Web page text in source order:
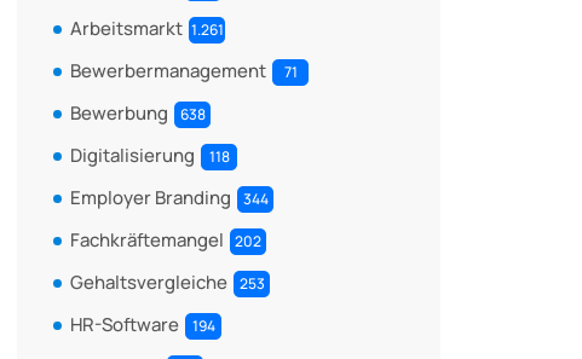
Arbeitsmarkt 1.261
Bewerbermanagement 71
Bewerbung 638
Digitalisierung 118
Employer Branding 344
Fachkräftemangel 202
Gehaltsvergleiche 253
HR-Software 194